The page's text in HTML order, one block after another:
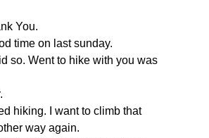
You.
time on last sunday.
so. Went to hike with you was
hiking. I want to climb that
way again.